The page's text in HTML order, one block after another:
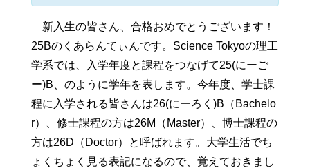
新入生の皆さん、合格おめでとうございます！
25Bのくあらんてぃんです。Science Tokyoの理工
学系では、入学年度と課程をつなげて25(にーご
ー)B、のように学年を表します。今年度、学士課
程に入学される皆さんは26(にーろく)B（Bachelo
r）、修士課程の方は26M（Master）、博士課程の
方は26D（Doctor）と呼ばれます。大学生活でち
ょくちょく見る表記になるので、覚えておきまし